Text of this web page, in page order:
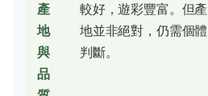
產
地
與
品
較好，遊彩豐富。但產
地並非絕對，仍需個體
判斷。